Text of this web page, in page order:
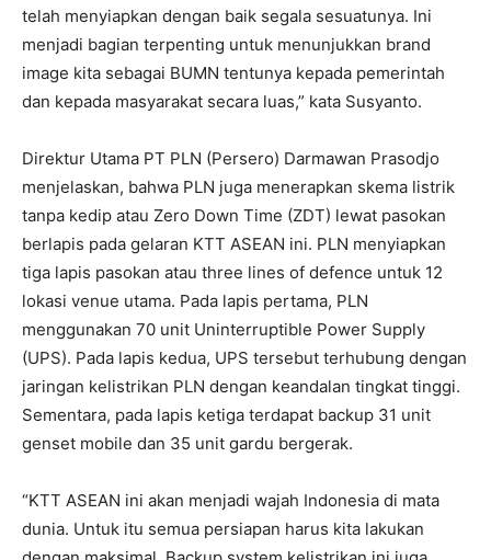
telah menyiapkan dengan baik segala sesuatunya. Ini
menjadi bagian terpenting untuk menunjukkan brand
image kita sebagai BUMN tentunya kepada pemerintah
dan kepada masyarakat secara luas,” kata Susyanto.
Direktur Utama PT PLN (Persero) Darmawan Prasodjo
menjelaskan, bahwa PLN juga menerapkan skema listrik
tanpa kedip atau Zero Down Time (ZDT) lewat pasokan
berlapis pada gelaran KTT ASEAN ini. PLN menyiapkan
tiga lapis pasokan atau three lines of defence untuk 12
lokasi venue utama. Pada lapis pertama, PLN
menggunakan 70 unit Uninterruptible Power Supply
(UPS). Pada lapis kedua, UPS tersebut terhubung dengan
jaringan kelistrikan PLN dengan keandalan tingkat tinggi.
Sementara, pada lapis ketiga terdapat backup 31 unit
genset mobile dan 35 unit gardu bergerak.
“KTT ASEAN ini akan menjadi wajah Indonesia di mata
dunia. Untuk itu semua persiapan harus kita lakukan